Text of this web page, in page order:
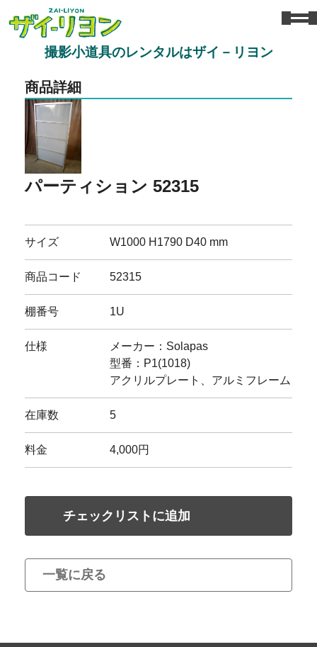
撮影小道具のレンタルはザイ－リヨン
商品詳細
パーティション 52315
サイズ W1000 H1790 D40 mm
商品コード 52315
棚番号 1U
仕様
メーカー：Solapas
型番：P1(1018)
アクリルプレート、アルミフレーム
在庫数 5
料金 4,000円
チェックリストに追加
一覧に戻る